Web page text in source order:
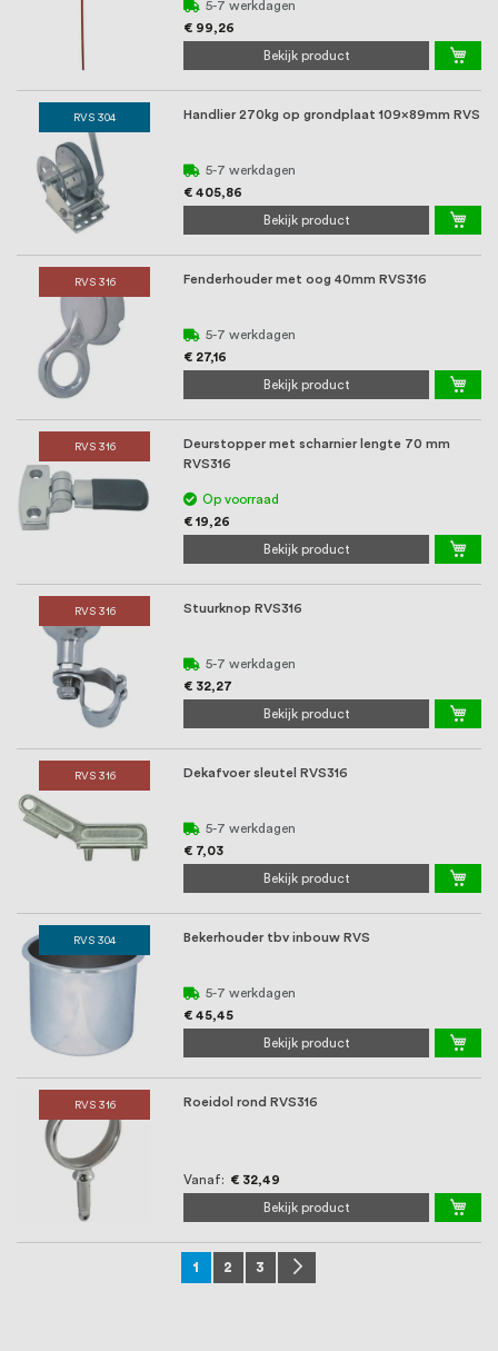
5-7 werkdagen
€ 99,26
Bekijk product
RVS 304 Handlier 270kg op grondplaat 109x89mm RVS
5-7 werkdagen
€ 405,86
Bekijk product
RVS 316 Fenderhouder met oog 40mm RVS316
5-7 werkdagen
€ 27,16
Bekijk product
RVS 316
Deurstopper met scharnier lengte 70 mm
RVS316
Op voorraad
€ 19,26
Bekijk product
RVS 316 Stuurknop RVS316
5-7 werkdagen
€ 32,27
Bekijk product
RVS 316 Dekafvoer sleutel RVS316
5-7 werkdagen
€ 7,03
Bekijk product
RVS 304 Bekerhouder tbv inbouw RVS
5-7 werkdagen
€ 45,45
Bekijk product
RVS 316 Roeidol rond RVS316
Vanaf € 32,49
Bekijk product
Pagina
U lees momenteel pagina
1 Pagina
2 Pagina
3 Pagina
Volgende